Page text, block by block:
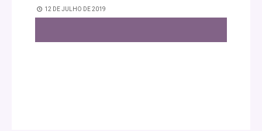
12 DE JULHO DE 2019